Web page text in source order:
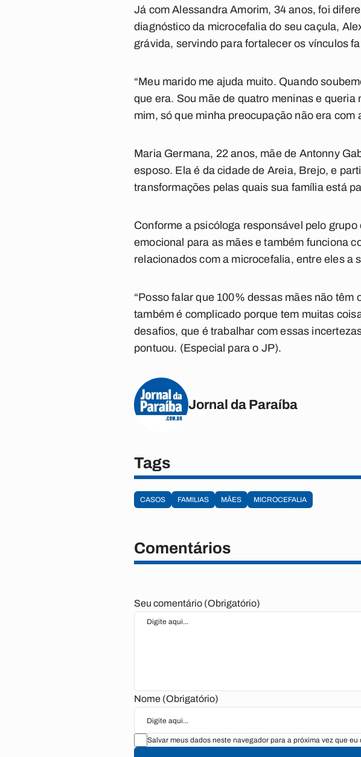
Já com Alessandra Amorim, 34 anos, foi
diagnóstico da microcefalia do seu caçula,
grávida, servindo para fortalecer os vínculos
“Meu marido me ajuda muito. Quando
que era. Sou mãe de quatro meninas e
mim, só que minha preocupação não era com
Maria Germana, 22 anos, mãe de Antonny
esposo. Ela é da cidade de Areia, Brejo, e
transformações pelas quais sua família está
Conforme a psicóloga responsável pelo
emocional para as mães e também funciona
relacionados com a microcefalia, entre eles a
“Posso falar que 100% dessas mães não
também é complicado porque tem muitas
desafios, que é trabalhar com essas
pontuou. (Especial para o JP).
Jornal da Paraíba
Tags
CASOS FAMILIAS MÃES MICROCEFALIA
Comentários
Seu comentário (Obrigatório)
Nome (Obrigatório)
Salvar meus dados neste navegador para a próxima vez que eu